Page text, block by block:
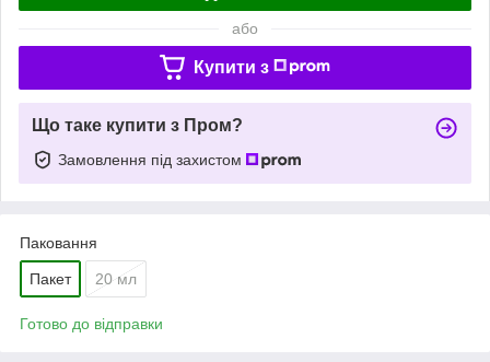
або
Купити з
Що таке купити з Пром?
Замовлення під захистом
Паковання
Пакет 20 мл
Готово до відправки